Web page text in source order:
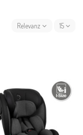
Relevanz 15